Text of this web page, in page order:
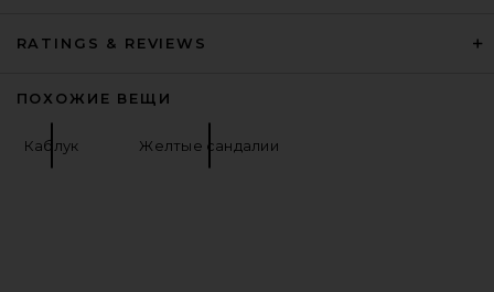
RATINGS & REVIEWS
ПОХОЖИЕ ВЕЩИ
Каблук Желтые сандалии